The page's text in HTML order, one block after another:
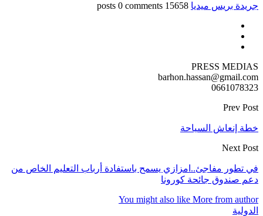
جريدة بريس ميديا 15658 posts
0 comments
PRESS MEDIAS
barhon.hassan@gmail.com
0661078323
Prev Post
خطة إنعاش السياحة
Next Post
في تطور مفاجئ..امزازي يسمح باستفادة أرباب التعليم الخاص من
دعم صندوق جائحة كورونا
You might also like More from author
الدولية